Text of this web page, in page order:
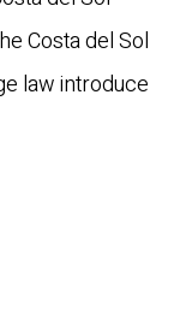
Costa del Sol
law introduce